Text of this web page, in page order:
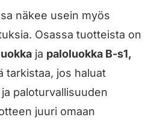
näkee usein myös
Osassa tuotteista on
ja paloluokka B-s1,
tarkistaa, jos haluat
paloturvallisuuden
juuri omaan